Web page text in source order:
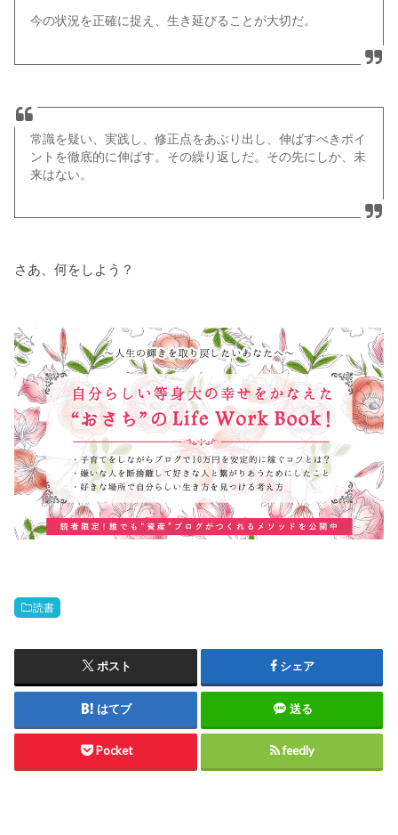
今の状況を正確に捉え、生き延びることが大切だ。
常識を疑い、実践し、修正点をあぶり出し、伸ばすべきポイ
ントを徹底的に伸ばす。その繰り返しだ。その先にしか、未
来はない。
さあ、何をしよう？
読書
ポスト シェア
はてブ 送る
Pocket feedly